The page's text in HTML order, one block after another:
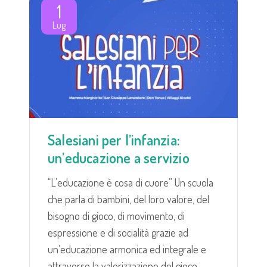
1
Lug
Salesiani per l’infanzia:
un’educazione a servizio
“L’educazione è cosa di cuore” Un scuola
che parla di bambini, del loro valore, del
bisogno di gioco, di movimento, di
espressione e di socialità grazie ad
un’educazione armonica ed integrale e